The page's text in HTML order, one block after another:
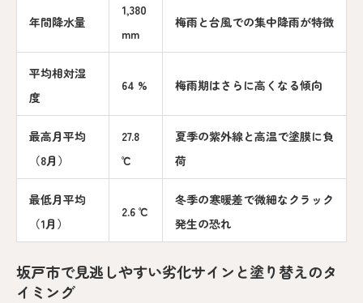
年間降水量
1,380
mm
梅雨と台風での集中降雨が特徴
平均相対湿
度
64 % 梅雨期はさらに高くなる傾向
最高月平均
（8月）
27.8
℃
夏季の紫外線と高温で塗膜に負
荷
最低月平均
（1月）
2.6 ℃
冬季の寒暖差で微細なクラック
発生の恐れ
坂戸市で見逃しやすい劣化サインと塗り替えのタ
イミング